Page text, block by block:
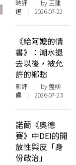
時評 | by 王建
鏗 | 2026-07-22
《給阿嬤的情
書》：潮水退
去以後，被允
許的鄉愁
影評 | by 盤柳
儂 | 2026-07-23
諾蘭《奧德
賽》中DEI的開
放性與反「身
份政治」